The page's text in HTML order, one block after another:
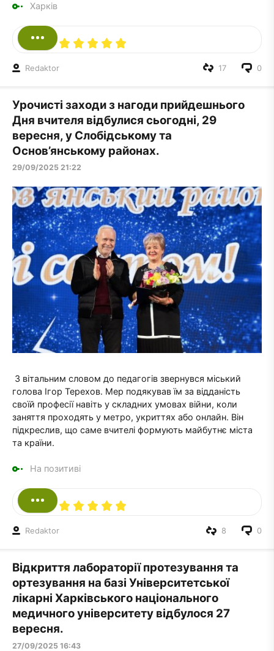
Харків
Redaktor 0
17
Урочисті заходи з нагоди прийдешнього
Дня вчителя відбулися сьогодні, 29
вересня, у Слобідському та
Основ’янському районах.
29/09/2025 21:22
З вітальним словом до педагогів звернувся міський
голова Ігор Терехов. Мер подякував їм за відданість
своїй професії навіть у складних умовах війни, коли
заняття проходять у метро, укриттях або онлайн. Він
підкреслив, що саме вчителі формують майбутнє міста
та країни.
На позитиві
Redaktor 0
8
Відкриття лабораторії протезування та
ортезування на базі Університетської
лікарні Харківського національного
медичного університету відбулося 27
вересня.
27/09/2025 16:43